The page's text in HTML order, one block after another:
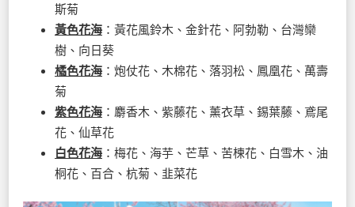
斯菊
黃色花海 ：黃花風鈴木、金針花、阿勃勒、台灣欒
樹、向日葵
橘色花海 ：炮仗花、木棉花、落羽松、鳳凰花、萬壽
菊
紫色花海 ：麝香木、紫藤花、薰衣草、錫葉藤、鳶尾
花、仙草花
白色花海 ：梅花、海芋、芒草、苦楝花、白雪木、油
桐花、百合、杭菊、韭菜花